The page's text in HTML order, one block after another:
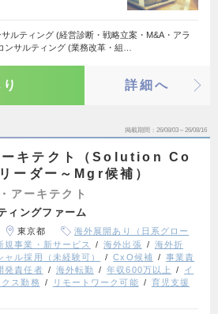
ルティング (経営診断・戦略立案・M&A・アラ
ンサルティング (業務改革・組…
詳細へ
掲載期間 26/08/03～26/08/16
ーキテクト（Solution Co
ダー～Mgr候補）
アーキテクト
ィングファーム
東京都
海外展開あり（日系グロー
規事業・新サービス 海外出張
海外折
ャル採用（未経験可） CxO候補
事業責
発責任者 海外転勤 年収600万以上
イ
クス勤務 リモートワーク可能
育児支援